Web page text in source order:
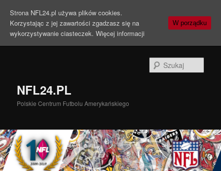
NFL24.PL
Polskie Centrum Futbolu Amerykańskiego
Strona NFL24.pl używa plików cookies.
Korzystając z jej zawartości zgadzasz się na
wykorzystywanie ciasteczek. Więcej informacji
W porządku